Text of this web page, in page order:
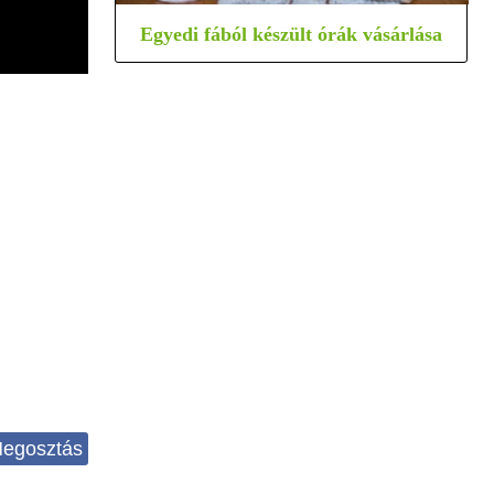
Egyedi fából készült órák vásárlása